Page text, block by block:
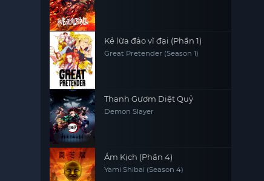
Kẻ lừa đảo vĩ đại (Phần 1)
Great Pretender (Season 1)
Thanh Gươm Diệt Quỷ
Demon Slayer
Ám Kịch (Phần 4)
Yami Shibai (Season 4)